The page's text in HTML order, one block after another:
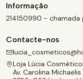
Informação
214150990 - chamada
Contacte-nos
Loja Lúcia
Av. Carolina Michaelis